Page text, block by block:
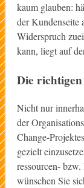
kaum glauben:
der Kundenseite
Widerspruch
kann, liegt auf
Die
Nicht nur
der
Change-
gezielt
ressourcen-
wünschen Sie